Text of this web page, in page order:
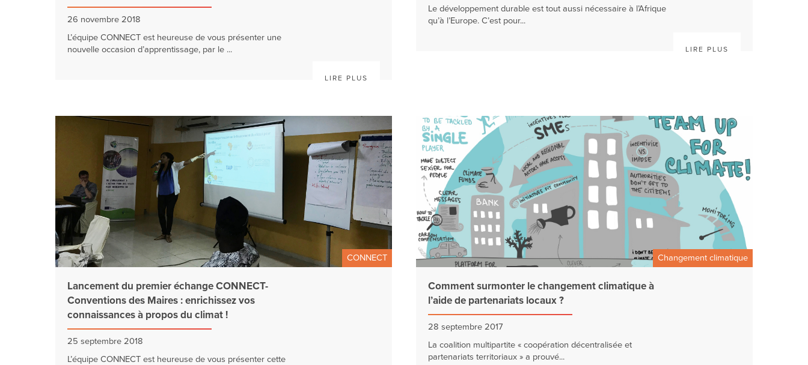
26 novembre 2018
L’équipe CONNECT est heureuse de vous présenter une
nouvelle occasion d’apprentissage, par le ...
LIRE PLUS
Le développement durable est tout aussi nécessaire à l’Afrique
qu’à l’Europe. C’est pour...
LIRE PLUS
CONNECT
Lancement du premier échange CONNECT-
Conventions des Maires : enrichissez vos
connaissances à propos du climat !
25 septembre 2018
L’équipe CONNECT est heureuse de vous présenter cette
Changement climatique
Comment surmonter le changement climatique à
l’aide de partenariats locaux ?
28 septembre 2017
La coalition multipartite « coopération décentralisée et
partenariats territoriaux » a prouvé...